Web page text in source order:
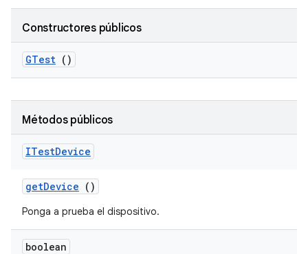
Constructores públicos
GTest ()
Métodos públicos
ITestDevice
getDevice ()
Ponga a prueba el dispositivo.
boolean